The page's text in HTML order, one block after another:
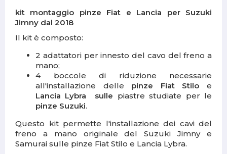
kit montaggio pinze Fiat e Lancia per Suzuki
Jimny dal 2018
Il kit è composto:
2 adattatori per innesto del cavo del freno a
mano;
4 boccole di riduzione necessarie
all'installazione delle pinze Fiat Stilo e
Lancia Lybra
sulle piastre studiate per le
pinze Suzuki.
Questo kit permette l'installazione dei cavi del
freno a mano originale del Suzuki Jimny e
Samurai sulle pinze Fiat Stilo e Lancia Lybra.